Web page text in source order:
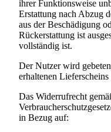
ihrer Funktionsweise
Erstattung nach Abzug
aus der Beschädigung
Rückerstattung ist
vollständig ist.
Der Nutzer wird
erhaltenen Lieferscheins
Das Widerrufrecht
in Bezug auf: